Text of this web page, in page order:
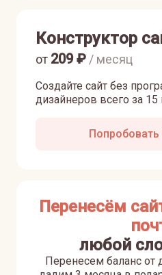
Конструктор
Создайте сайт без
дизайнеров всего за 15
от 209₽ / месяц
Попробовать
Перенесём
любой
Перенесем баланс от